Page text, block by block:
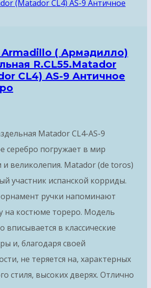
Armadillo ( Армадилло)
R.CL55.Matador
CL4) AS-9 Античное
Matador CL4-AS-9
серебро погружает в мир
великолепия. Matador (de toros)
участник испанской корриды.
ручки напоминают
на костюме тореро. Модель
вписывается в классические
и, благодаря своей
не теряется на, характерных
стиля, высоких дверях. Отлично